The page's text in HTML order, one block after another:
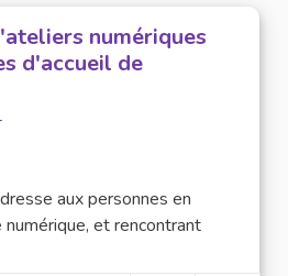
numériques
d'accueil de
aux personnes en
et rencontrant